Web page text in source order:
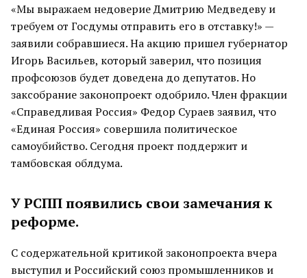
«Мы выражаем недоверие Дмитрию Медведеву и
требуем от Госдумы отправить его в отставку!» —
заявили собравшиеся. На акцию пришел губернатор
Игорь Васильев, который заверил, что позиция
профсоюзов будет доведена до депутатов. Но
заксобрание законопроект одобрило. Член фракции
«Справедливая Россия» Федор Сураев заявил, что
«Единая Россия» совершила политическое
самоубийство. Сегодня проект поддержит и
тамбовская облдума.
У РСПП появились свои замечания к
реформе.
С содержательной критикой законопроекта вчера
выступил и Российский союз промышленников и